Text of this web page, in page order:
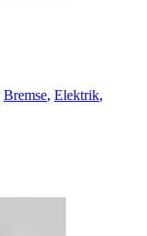
Bremse, Elektrik,